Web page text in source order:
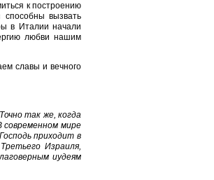
к построению
вызвать
в Италии начали
любви нашим
славы и вечного
так же, когда
современном мире
приходит в
Израиля,
иудеям